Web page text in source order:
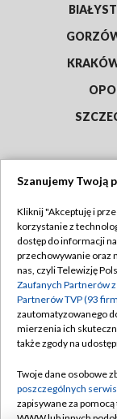
Abonament
Emisja w TVP
Centrum
Naziemna
Rada
System NOS
Szanujemy Twoją
Kliknij "Akceptuję i
korzystanie z
dostęp do informacji
przechowywanie oraz
nas, czyli Telewizję
Zaufanych Partnerów
Partnerów TVP (93
zautomatyzowanego
mierzenia ich
także zgody na
Twoje dane osobowe
poszczególnych
zapisywane za